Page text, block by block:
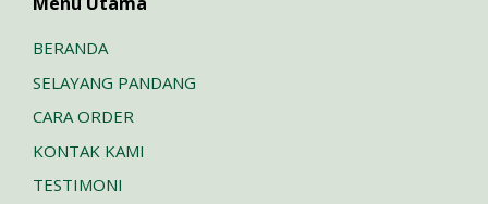
BERANDA
SELAYANG PANDANG
CARA ORDER
KONTAK KAMI
TESTIMONI